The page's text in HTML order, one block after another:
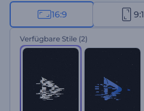
einzigartigen Kombination aus
und energiegeladenen Bildern wird
starke Markenwahrnehmung
Minute Zeit, um Ihr Logo
Logoanimation zu erhalten. Perfekt
Produktwerbung, Spielekanal-
Cyberpunk-
Sie es jetzt aus!
16:9
Verfügbare Stile (2)